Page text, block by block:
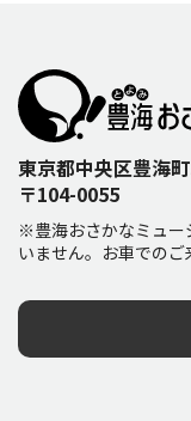
東京都中央区豊海
〒104-0055
※豊海おさかなミュー
いません。お車でのご